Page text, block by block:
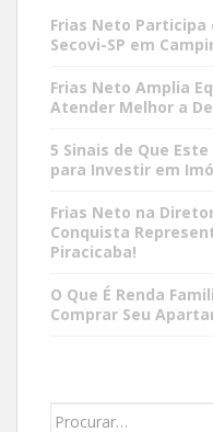
Frias Neto Participa
Secovi-SP em
Frias Neto Amplia
Atender Melhor a
5 Sinais de Que
para Investir em
Frias Neto na
Conquista
Piracicaba!
O Que É Renda
Comprar Seu
Search